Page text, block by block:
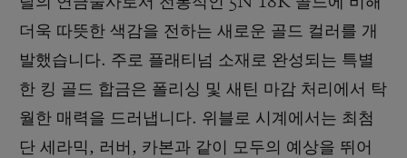
더욱 따뜻한 색감을 전하는 새로운 골드 컬러를 개
발했습니다. 주로 플래티넘 소재로 완성되는 특별
한 킹 골드 합금은 폴리싱 및 새틴 마감 처리에서 탁
월한 매력을 드러냅니다. 위블로 시계에서는 최첨
단 세라믹, 러버, 카본과 같이 모두의 예상을 뛰어